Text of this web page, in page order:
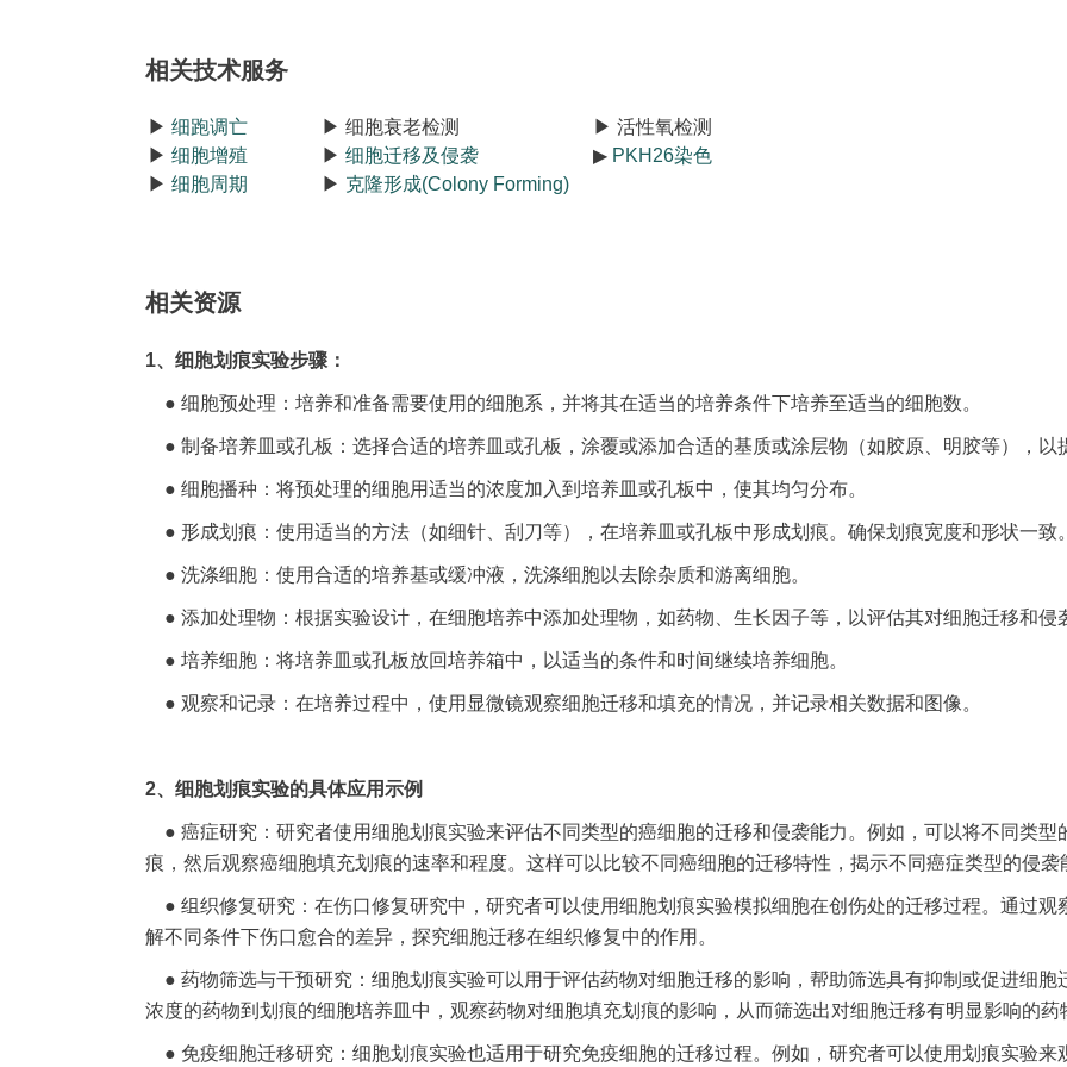
相关技术服务
▶ 细跑调亡 ▶ 细胞衰老检测
▶ 活性氧检测
▶ 细胞增殖 ▶ 细胞迁移及侵袭 ▶ PKH26染色
▶ 细胞周期 ▶ 克隆形成(Colony Forming)
相关资源
1、细胞划痕实验步骤：
● 细胞预处理：培养和准备需要使用的细胞系，并将其在适当的培养条件下培养至适当的细胞数。
● 制备培养皿或孔板：选择合适的培养皿或孔板，涂覆或添加合适的基质或涂层物（如胶原、明胶等），以
● 细胞播种：将预处理的细胞用适当的浓度加入到培养皿或孔板中，使其均匀分布。
● 形成划痕：使用适当的方法（如细针、刮刀等），在培养皿或孔板中形成划痕。确保划痕宽度和形状一致。
● 洗涤细胞：使用合适的培养基或缓冲液，洗涤细胞以去除杂质和游离细胞。
● 添加处理物：根据实验设计，在细胞培养中添加处理物，如药物、生长因子等，以评估其对细胞迁移和侵
● 培养细胞：将培养皿或孔板放回培养箱中，以适当的条件和时间继续培养细胞。
● 观察和记录：在培养过程中，使用显微镜观察细胞迁移和填充的情况，并记录相关数据和图像。
2、细胞划痕实验的具体应用示例
● 癌症研究：研究者使用细胞划痕实验来评估不同类型的癌细胞的迁移和侵袭能力。例如，可以将不同类型
痕，然后观察癌细胞填充划痕的速率和程度。这样可以比较不同癌细胞的迁移特性，揭示不同癌症类型的侵袭
● 组织修复研究：在伤口修复研究中，研究者可以使用细胞划痕实验模拟细胞在创伤处的迁移过程。通过观
解不同条件下伤口愈合的差异，探究细胞迁移在组织修复中的作用。
● 药物筛选与干预研究：细胞划痕实验可以用于评估药物对细胞迁移的影响，帮助筛选具有抑制或促进细胞
浓度的药物到划痕的细胞培养皿中，观察药物对细胞填充划痕的影响，从而筛选出对细胞迁移有明显影响的药
● 免疫细胞迁移研究：细胞划痕实验也适用于研究免疫细胞的迁移过程。例如，研究者可以使用划痕实验来